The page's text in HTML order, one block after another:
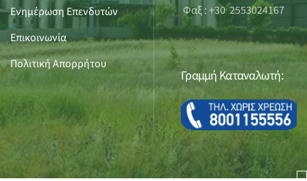
Ενημέρωση Επενδυτών
Επικοινωνία
Πολιτική Απορρήτου
Φαξ : +30 2553024167
Γραμμή Καταναλωτή: